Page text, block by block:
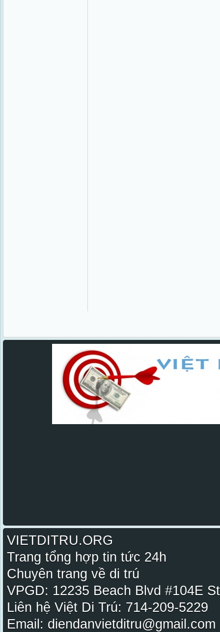
VIETDITRU.ORG
Trang tổng hợp tin tức 24h
Chuyên trang về di trú
VPGD: 12235 Beach Blvd #104E
Liên hệ Việt Di Trú: 714-209-5229
Email: